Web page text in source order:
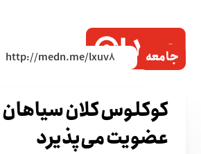
جامعه
کوکلوس کلان‌ سیاهان
عضویت می‌پذیرد